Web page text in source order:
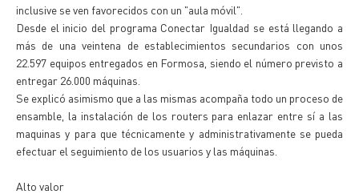
inclusive se ven favorecidos con un "aula móvil".
Desde el inicio del programa Conectar Igualdad se está llegando a
más de una veintena de establecimientos secundarios con unos
22.597 equipos entregados en Formosa, siendo el número previsto a
entregar 26.000 máquinas.
Se explicó asimismo que a las mismas acompaña todo un proceso de
ensamble, la instalación de los routers para enlazar entre sí a las
maquinas y para que técnicamente y administrativamente se pueda
efectuar el seguimiento de los usuarios y las máquinas.
Alto valor